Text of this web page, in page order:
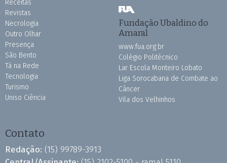
Receitas
Revistas
Necrologia
Outro Olhar
Presença
São Bento
Tá na Rede
Tecnologia
Turismo
Uniso Ciência
Fundação Ubaldino do
Amaral
www.fua.org.br
Colégio Politécnico
Lar Escola Monteiro Lobato
Liga Sorocabana de Combate ao
Câncer
Vila dos Velhinhos
Contato
Redação: (15) 99789-3913